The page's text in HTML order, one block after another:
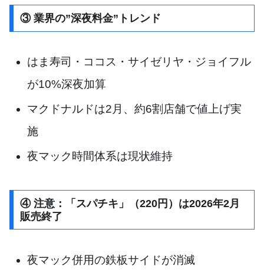
③ 業界の”深夜料金”トレンド
はま寿司・ココス・サイゼリヤ・ジョイフル
が10%深夜加算
マクドナルドは2月、約6割店舗で値上げ実
施
夜マック時間体系は現状維持
④ 注意：「スパチキ」（220円）は2026年2月
販売終了
夜マック併用の鉄板サイドが消滅